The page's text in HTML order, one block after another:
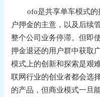
ofo是共享单车模式
户押金的主意，以及后续
整个公司业务停滞。但即
押金退还的用户群中获取
模式上的创新和探索是艰
联网行业的创业者都会选
的产品，但商业模式一旦